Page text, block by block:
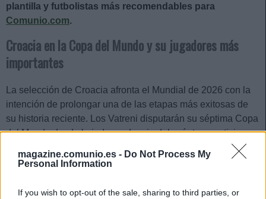
magazine.comunio.es - Do Not Process My
Personal Information
If you wish to opt-out of the sale, sharing to third parties, or
plantilla y futbolistas más recomendables para
Comunio.com.
Croacia en la Copa del Mundo y su jugadores más
importantes
La selección de Croacia afronta el Mundial de 2026 con la
intención de prolongar una de las etapas más exitosas de
su historia reciente. Los Vatreni disputarán su séptima Copa
del Mundo desde la independencia del país tras participar
resultado llegó en Rusia 2018, cuando alcanzaron la final y
Francia.